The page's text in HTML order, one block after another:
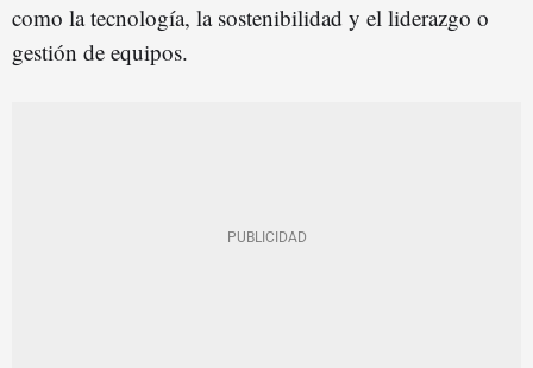
como la tecnología, la sostenibilidad y el liderazgo o
gestión de equipos.